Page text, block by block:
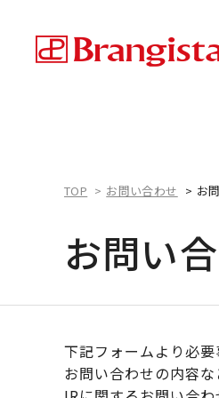
TOP お問い合わせ お
お問い
下記フォームより必
お問い合わせの内容